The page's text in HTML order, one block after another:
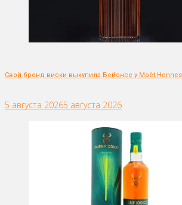
Свой бренд виски выкупила Бейонсе у Moët
5 августа 20265 августа 2026